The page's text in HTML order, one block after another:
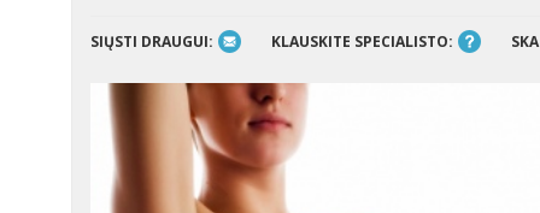
SIŲSTI DRAUGUI: KLAUSKITE SPECIALISTO: